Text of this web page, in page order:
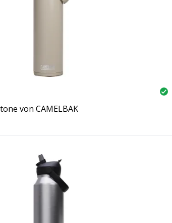
von CAMELBAK